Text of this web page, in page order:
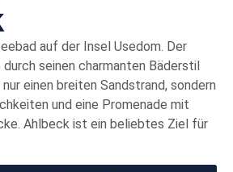
auf der Insel Usedom. Der
seinen charmanten Bäderstil
einen breiten Sandstrand, sondern
und eine Promenade mit
Ahlbeck ist ein beliebtes Ziel für